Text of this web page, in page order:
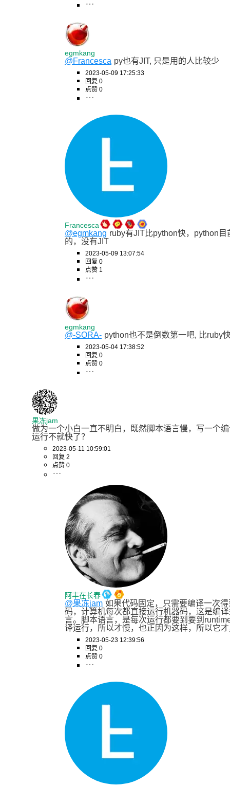
egmkang
@Francesca py也有JIT, 只是用的人比较少
2023-05-09 17:25:33
回复 0
点赞 0
Francesca
@egmkang ruby有JIT比python快，python目
的，没有JIT
2023-05-09 13:07:54
回复 0
点赞 1
egmkang
@-SORA- python也不是倒数第一吧, 比ruby
2023-05-04 17:38:52
回复 0
点赞 0
果冻jam
做为一个小白一直不明白，既然脚本语言慢，写一个
运行不就快了？
2023-05-11 10:59:01
回复 2
点赞 0
阿丰在长春
@果冻jam 如果代码固定，只需要编译一次
码，计算机每次都直接运行机器码，这是编
言。脚本语言，是每次运行都要到要到
译运行，所以才慢，也正因为这样，所以它
2023-05-23 12:39:56
回复 0
点赞 0